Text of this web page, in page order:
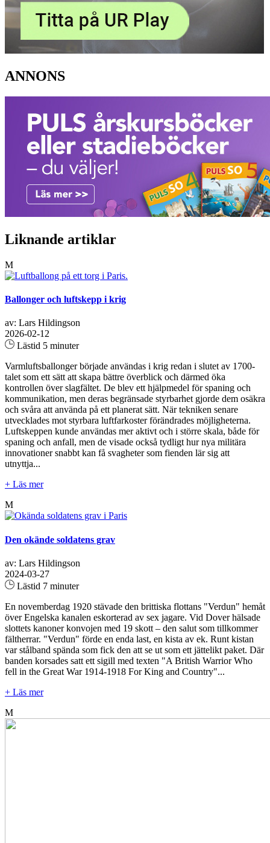
ANNONS
Liknande artiklar
M
Ballonger och luftskepp i krig
av: Lars Hildingson
2026-02-12
Lästid 5 minuter
Varmluftsballonger började användas i krig redan i slutet av 1700-
talet som ett sätt att skapa bättre överblick och därmed öka
kontrollen över slagfältet. De blev ett hjälpmedel för spaning och
kommunikation, men deras begränsade styrbarhet gjorde dem osäkra
och svåra att använda på ett planerat sätt. När tekniken senare
utvecklades mot styrbara luftfarkoster förändrades möjligheterna.
Luftskeppen kunde användas mer aktivt och i större skala, både för
spaning och anfall, men de visade också tydligt hur nya militära
innovationer snabbt kan få svagheter som fienden lär sig att
utnyttja...
+ Läs mer
M
Den okände soldatens grav
av: Lars Hildingson
2024-03-27
Lästid 7 minuter
En novemberdag 1920 stävade den brittiska flottans "Verdun" hemåt
över Engelska kanalen eskorterad av sex jagare. Vid Dover hälsade
slottets kanoner konvojen med 19 skott – den salut som tillkommer
fältherrar. "Verdun" förde en enda last, en kista av ek. Runt kistan
var stålband spända som fick den att se ut som ett jättelikt paket. Där
banden korsades satt ett sigill med texten "A British Warrior Who
fell in the Great War 1914-1918 For King and Country"...
+ Läs mer
M